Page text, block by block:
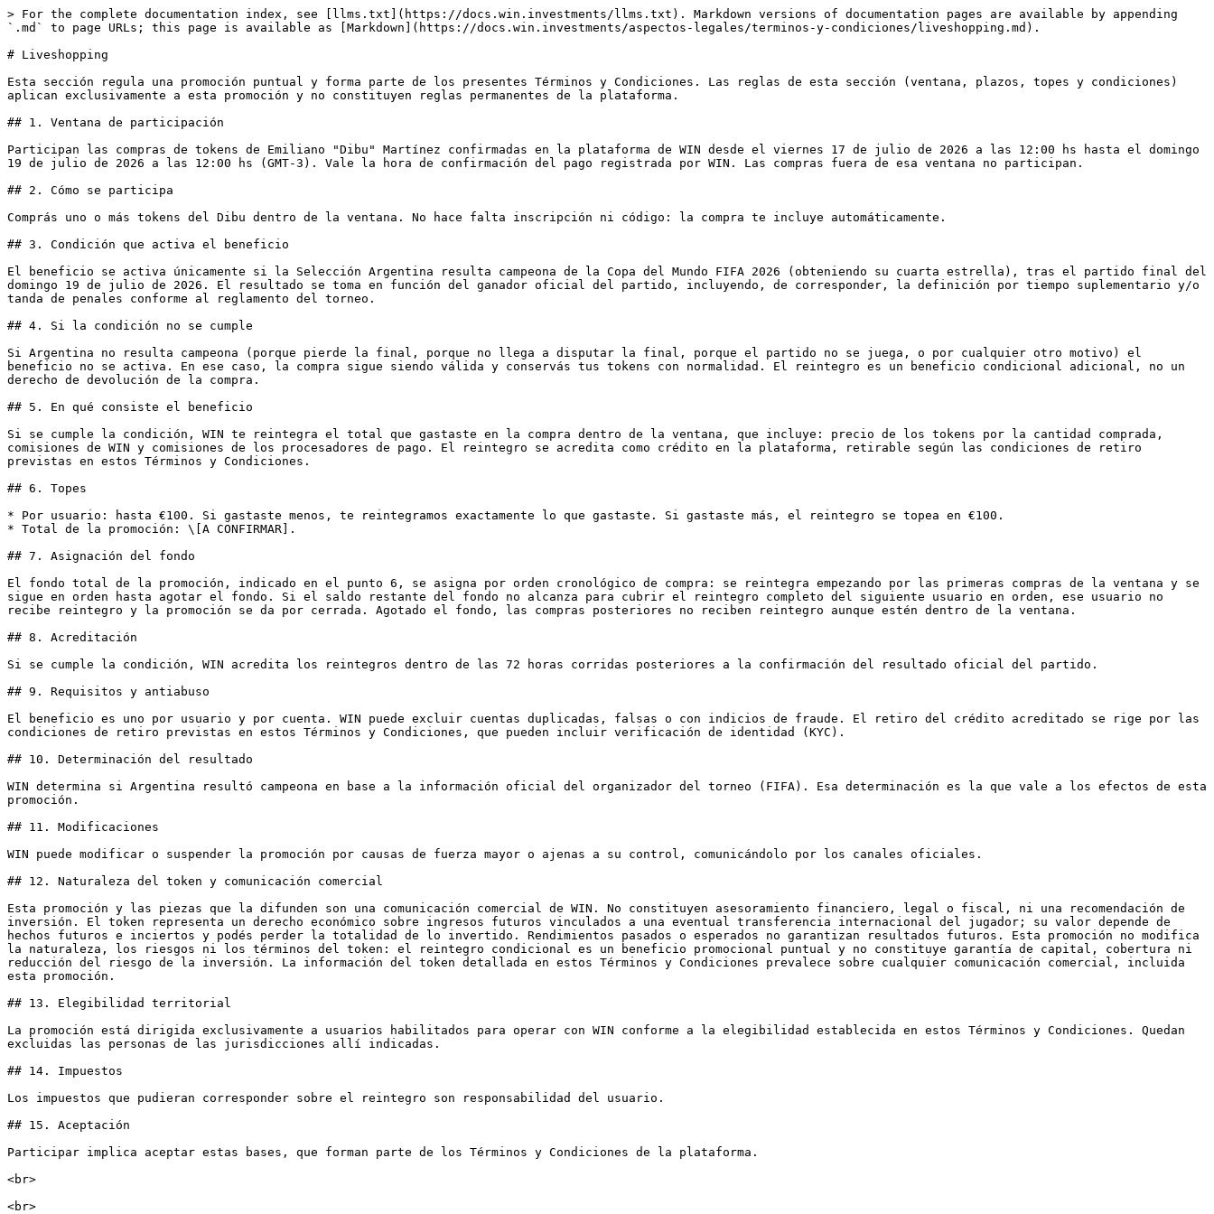
> For the complete documentation index, see [llms.txt](https://docs.win.investments/llms.txt). Markdown versions of documentation pages are available by appending
`.md` to page URLs; this page is available as [Markdown](https://docs.win.investments/aspectos-legales/terminos-y-condiciones/liveshopping.md).
# Liveshopping
Esta sección regula una promoción puntual y forma parte de los presentes Términos y Condiciones. Las reglas de esta sección (ventana, plazos, topes y condiciones)
aplican exclusivamente a esta promoción y no constituyen reglas permanentes de la plataforma.
## 1. Ventana de participación
Participan las compras de tokens de Emiliano "Dibu" Martínez confirmadas en la plataforma de WIN desde el viernes 17 de julio de 2026 a las 12:00 hs hasta el domingo
19 de julio de 2026 a las 12:00 hs (GMT-3). Vale la hora de confirmación del pago registrada por WIN. Las compras fuera de esa ventana no participan.
## 2. Cómo se participa
Comprás uno o más tokens del Dibu dentro de la ventana. No hace falta inscripción ni código: la compra te incluye automáticamente.
## 3. Condición que activa el beneficio
El beneficio se activa únicamente si la Selección Argentina resulta campeona de la Copa del Mundo FIFA 2026 (obteniendo su cuarta estrella), tras el partido final del
domingo 19 de julio de 2026. El resultado se toma en función del ganador oficial del partido, incluyendo, de corresponder, la definición por tiempo suplementario y/o
tanda de penales conforme al reglamento del torneo.
## 4. Si la condición no se cumple
Si Argentina no resulta campeona (porque pierde la final, porque no llega a disputar la final, porque el partido no se juega, o por cualquier otro motivo) el
beneficio no se activa. En ese caso, la compra sigue siendo válida y conservás tus tokens con normalidad. El reintegro es un beneficio condicional adicional, no un
derecho de devolución de la compra.
## 5. En qué consiste el beneficio
Si se cumple la condición, WIN te reintegra el total que gastaste en la compra dentro de la ventana, que incluye: precio de los tokens por la cantidad comprada,
comisiones de WIN y comisiones de los procesadores de pago. El reintegro se acredita como crédito en la plataforma, retirable según las condiciones de retiro
previstas en estos Términos y Condiciones.
## 6. Topes
* Por usuario: hasta €100. Si gastaste menos, te reintegramos exactamente lo que gastaste. Si gastaste más, el reintegro se topea en €100.
* Total de la promoción: \[A CONFIRMAR].
## 7. Asignación del fondo
El fondo total de la promoción, indicado en el punto 6, se asigna por orden cronológico de compra: se reintegra empezando por las primeras compras de la ventana y se
sigue en orden hasta agotar el fondo. Si el saldo restante del fondo no alcanza para cubrir el reintegro completo del siguiente usuario en orden, ese usuario no
recibe reintegro y la promoción se da por cerrada. Agotado el fondo, las compras posteriores no reciben reintegro aunque estén dentro de la ventana.
## 8. Acreditación
Si se cumple la condición, WIN acredita los reintegros dentro de las 72 horas corridas posteriores a la confirmación del resultado oficial del partido.
## 9. Requisitos y antiabuso
El beneficio es uno por usuario y por cuenta. WIN puede excluir cuentas duplicadas, falsas o con indicios de fraude. El retiro del crédito acreditado se rige por las
condiciones de retiro previstas en estos Términos y Condiciones, que pueden incluir verificación de identidad (KYC).
## 10. Determinación del resultado
WIN determina si Argentina resultó campeona en base a la información oficial del organizador del torneo (FIFA). Esa determinación es la que vale a los efectos de esta
promoción.
## 11. Modificaciones
WIN puede modificar o suspender la promoción por causas de fuerza mayor o ajenas a su control, comunicándolo por los canales oficiales.
## 12. Naturaleza del token y comunicación comercial
Esta promoción y las piezas que la difunden son una comunicación comercial de WIN. No constituyen asesoramiento financiero, legal o fiscal, ni una recomendación de
inversión. El token representa un derecho económico sobre ingresos futuros vinculados a una eventual transferencia internacional del jugador; su valor depende de
hechos futuros e inciertos y podés perder la totalidad de lo invertido. Rendimientos pasados o esperados no garantizan resultados futuros. Esta promoción no modifica
la naturaleza, los riesgos ni los términos del token: el reintegro condicional es un beneficio promocional puntual y no constituye garantía de capital, cobertura ni
reducción del riesgo de la inversión. La información del token detallada en estos Términos y Condiciones prevalece sobre cualquier comunicación comercial, incluida
esta promoción.
## 13. Elegibilidad territorial
La promoción está dirigida exclusivamente a usuarios habilitados para operar con WIN conforme a la elegibilidad establecida en estos Términos y Condiciones. Quedan
excluidas las personas de las jurisdicciones allí indicadas.
## 14. Impuestos
Los impuestos que pudieran corresponder sobre el reintegro son responsabilidad del usuario.
## 15. Aceptación
Participar implica aceptar estas bases, que forman parte de los Términos y Condiciones de la plataforma.
<br>